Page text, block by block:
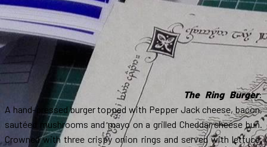
The Ring Burger:
A hand-pressed burger topped with Pepper Jack cheese, bacon,
sautéed mushrooms and mayo on a grilled Cheddar cheese bun.
Crowned with three crispy onion rings and served with lettuce,